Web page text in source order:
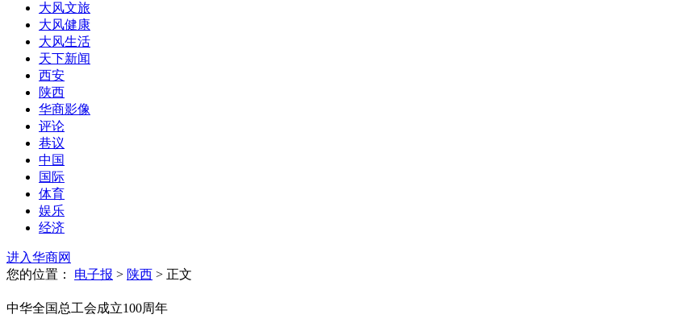
大风文旅
大风健康
大风生活
天下新闻
西安
陕西
华商影像
评论
巷议
中国
国际
体育
娱乐
经济
进入华商网
您的位置： 电子报 > 陕西 > 正文
中华全国总工会成立100周年